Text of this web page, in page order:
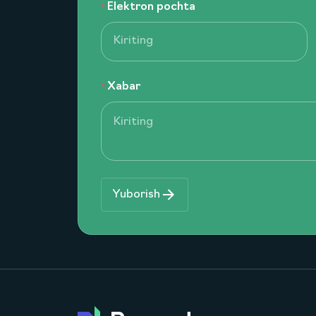
Elektron pochta
Xabar
Yuborish